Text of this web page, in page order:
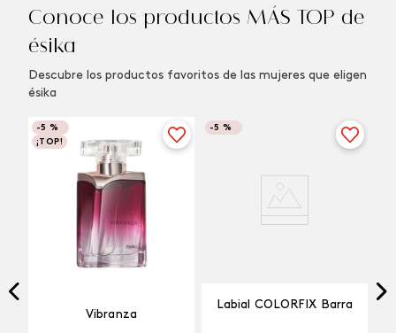
Conoce los productos MÁS TOP de
ésika
Descubre los productos favoritos de las mujeres que eligen
ésika
-5 %
¡TOP!
Vibranza
-5 %
Labial COLORFIX Barra